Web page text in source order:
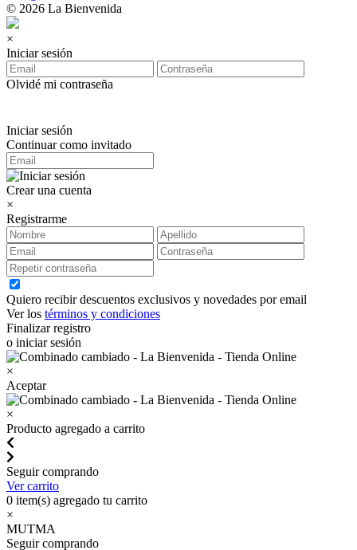
© 2026 La Bienvenida
×
Iniciar sesión
Olvidé mi contraseña
Iniciar sesión
Continuar como invitado
Crear una cuenta
×
Registrarme
Quiero recibir descuentos exclusivos y novedades por email
Ver los términos y condiciones
Finalizar registro
o iniciar sesión
×
Aceptar
×
Producto agregado a carrito
Seguir comprando
Ver carrito
0 item(s) agregado tu carrito
×
MUTMA
Seguir comprando